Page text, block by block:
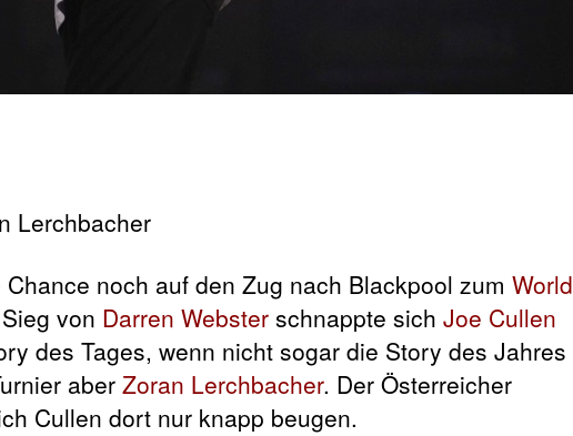
noch auf den Zug nach Blackpool zum World
von Darren Webster schnappte sich Joe Cullen
des Tages, wenn nicht sogar die Story des Jahres
aberZoran Lerchbacher. Der Österreicher
Cullen dort nur knapp beugen.